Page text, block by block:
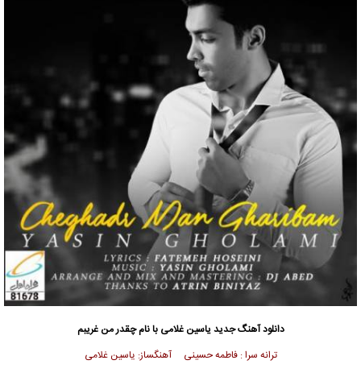
دانلود آهنگ جدیدیاسین غلامی با نام چقدر من غریبم
ترانه سرا : فاطمه حسینی آهنگساز: یاسین غلامی